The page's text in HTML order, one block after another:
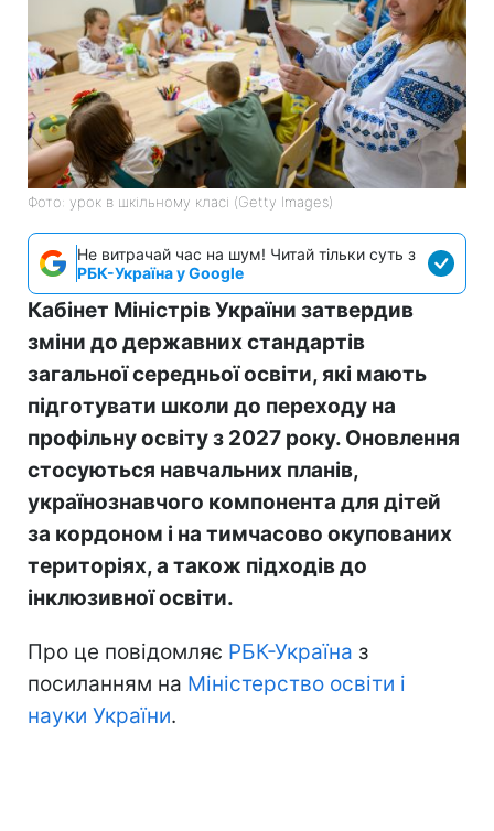
Фото: урок в шкільному класі (Getty Images)
Не витрачай час на шум! Читай тільки суть з
РБК-Україна у Google
Кабінет Міністрів України затвердив
зміни до державних стандартів
загальної середньої освіти, які мають
підготувати школи до переходу на
профільну освіту з 2027 року. Оновлення
стосуються навчальних планів,
українознавчого компонента для дітей
за кордоном і на тимчасово окупованих
територіях, а також підходів до
інклюзивної освіти.
Про це повідомляє РБК-Україна з
посиланням на Міністерство освіти і
науки України.